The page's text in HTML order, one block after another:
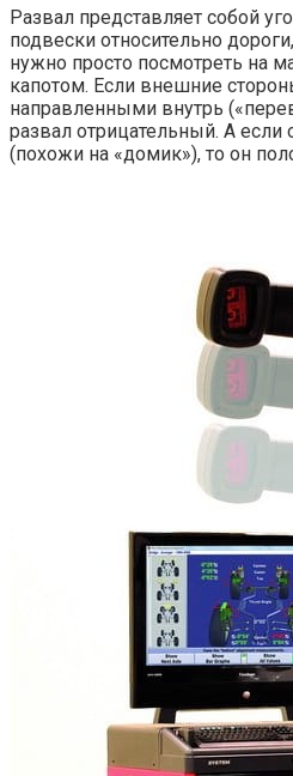
Развал представляет собой
подвески относительно
нужно просто посмотреть на
капотом. Если внешние
направленными внутрь
развал отрицательный. А
(похожи на «домик»), то он